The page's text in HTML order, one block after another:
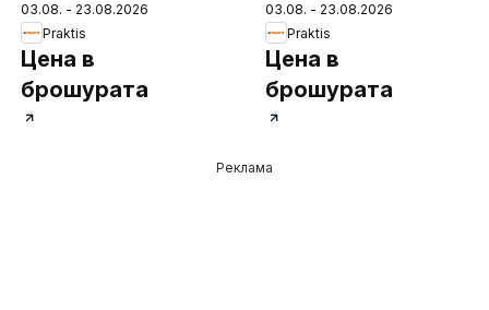
предложения
03.08. - 23.08.2026
Praktis
Цена в
брошурата
предложения
03.08. - 23.08.2026
Praktis
Цена в
брошурата
Реклама